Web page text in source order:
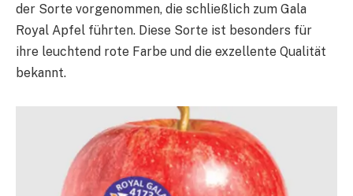
der Sorte vorgenommen, die schließlich zum Gala
Royal Apfel führten. Diese Sorte ist besonders für
ihre leuchtend rote Farbe und die exzellente Qualität
bekannt.